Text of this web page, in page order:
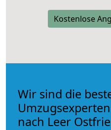
Kostenlose
Wir sind die
nach Leer